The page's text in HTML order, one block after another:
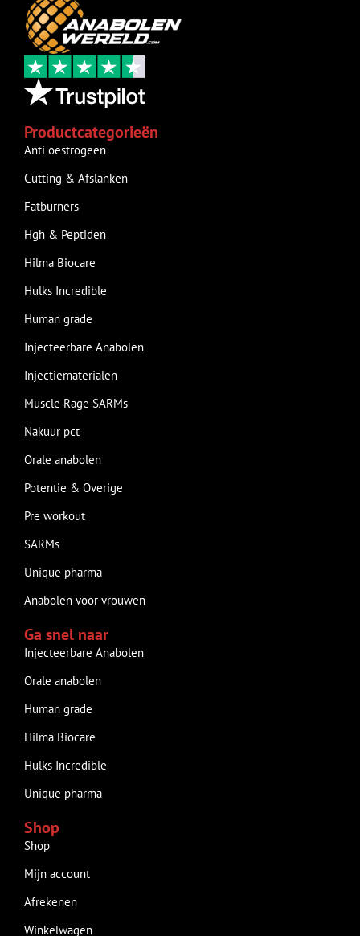
Productcategorieën
Anti oestrogeen
Cutting & Afslanken
Fatburners
Hgh & Peptiden
Hilma Biocare
Hulks Incredible
Human grade
Injecteerbare Anabolen
Injectiematerialen
Muscle Rage SARMs
Nakuur pct
Orale anabolen
Potentie & Overige
Pre workout
SARMs
Unique pharma
Anabolen voor vrouwen
Ga snel naar
Injecteerbare Anabolen
Orale anabolen
Human grade
Hilma Biocare
Hulks Incredible
Unique pharma
Shop
Shop
Mijn account
Afrekenen
Winkelwagen